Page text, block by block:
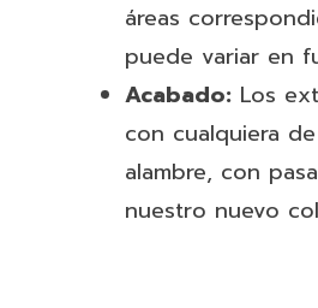
áreas
puede variar en
Acabado: Los
con cualquiera
alambre, con
nuestro nuevo